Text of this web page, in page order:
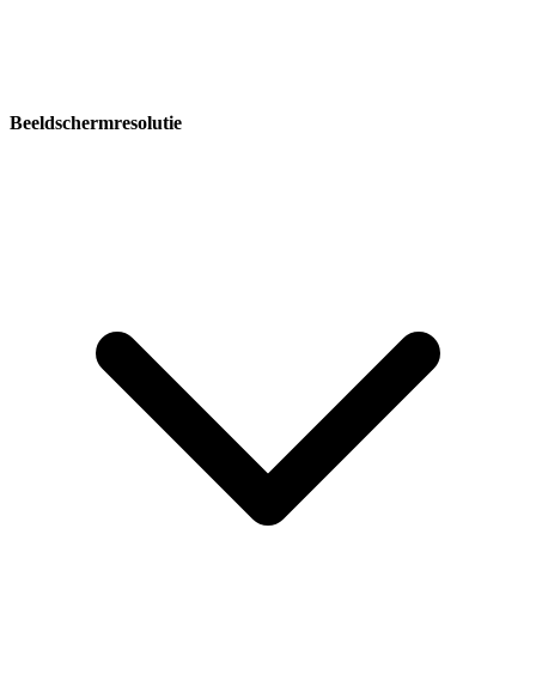
Beeldschermresolutie